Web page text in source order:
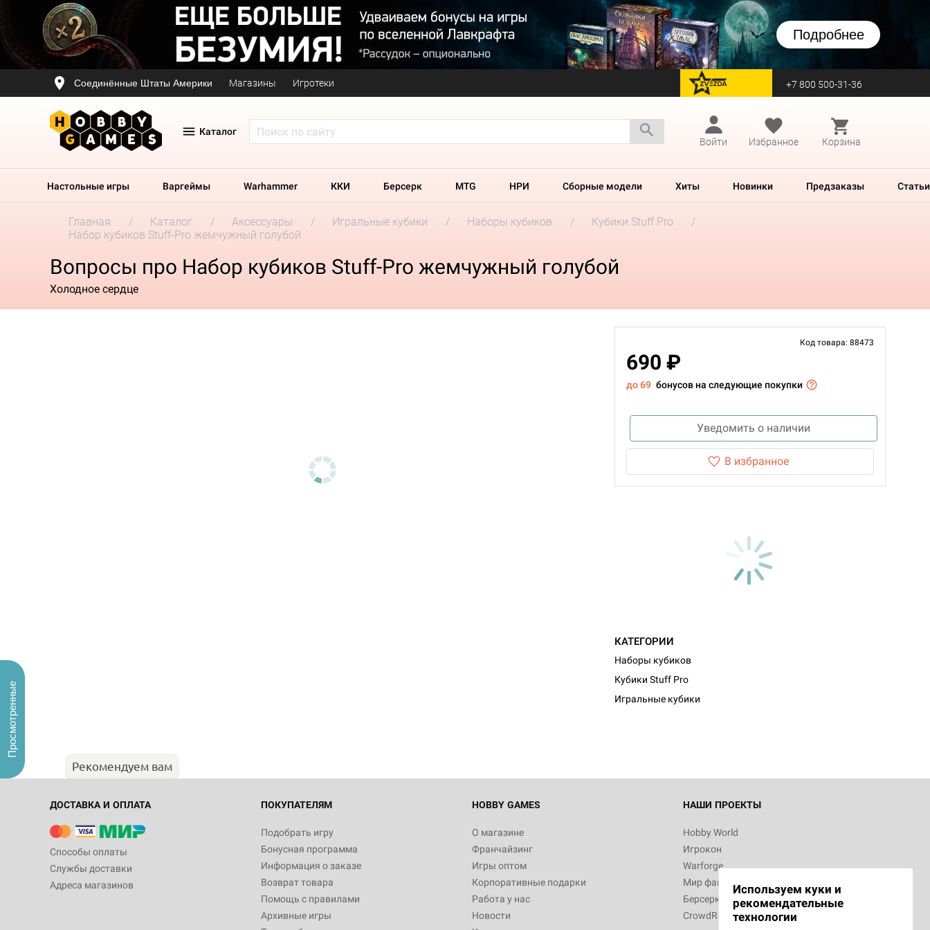
Подробнее
Соединённые Штаты Америки Магазины Игротеки перейти на Zvezda +7 800 500-31-36
Каталог
Войти
Избранное Корзина
Настольные игры Варгеймы Warhammer ККИ Берсерк MTG НРИ Сборные модели Хиты Новинки Предзаказы Статьи
Главная Каталог Аксессуары Игральные кубики Наборы кубиков
Кубики Stuff Pro
Набор кубиков Stuff-Pro жемчужный голубой
Вопросы про Набор кубиков Stuff-Pro жемчужный голубой
Холодное сердце
Код товара: 88473
690 ₽
до 69 бонусов на следующие покупки
Уведомить о наличии
В избранное
КАТЕГОРИИ
Наборы кубиков
Кубики Stuff Pro
Игральные кубики
Рекомендуем вам
ДОСТАВКА И ОПЛАТА
Способы оплаты
Службы доставки
Адреса магазинов
ПОКУПАТЕЛЯМ
Подобрать игру
Бонусная программа
Информация о заказе
Возврат товара
Помощь с правилами
Архивные игры
HOBBY GAMES
О магазине
Франчайзинг
Игры оптом
Корпоративные подарки
Работа у нас
Новости
НАШИ ПРОЕКТЫ
Hobby World
Игрокон
Warforge
Мир фантастики
Берсерк
CrowdRepublic
Используем куки и
рекомендательные
технологии
Просмотренные
Настольная игра Hobby World Журнал
"Мир фантастики. Спецвыпуск: Братья
империи: Боевая тревога
799
Настольная игра Hobby World Сумерки
империи. Четвёртая редакция: Грозовой
Рубеж
12 990